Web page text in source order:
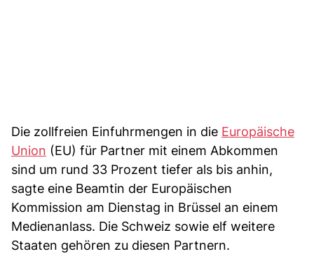
Die zollfreien Einfuhrmengen in die Europäische
Union (EU) für Partner mit einem Abkommen
sind um rund 33 Prozent tiefer als bis anhin,
sagte eine Beamtin der Europäischen
Kommission am Dienstag in Brüssel an einem
Medienanlass. Die Schweiz sowie elf weitere
Staaten gehören zu diesen Partnern.